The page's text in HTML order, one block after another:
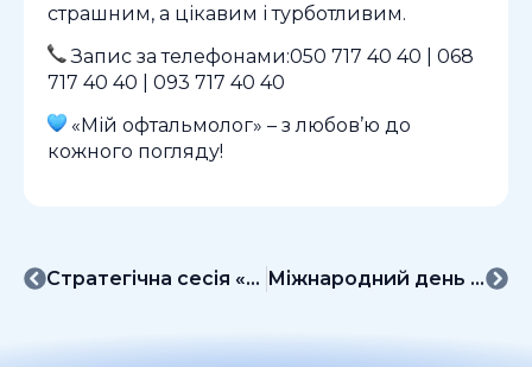
страшним, а цікавим і турботливим.
Запис за телефонами:050 717 40 40 | 068
717 40 40 | 093 717 40 40
«Мій офтальмолог» – з любов’ю до
кожного погляду!
Стратегічна сесія «Мій офтальмолог» – коли розвиток має план! Міжнародний день жіночого підприємництва у Харкові – день натхнення та взаємної підтримки!